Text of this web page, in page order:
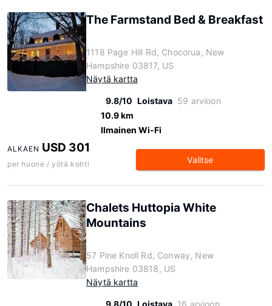
The Farmstand Bed & Breakfast
1118 Page Hill Rd, Chocorua, New
Hampshire 03817, US
Näytä kartta
9.8/10 Loistava 59 arvioon
10.9 km
Ilmainen Wi-Fi
ALKAEN USD 301
per huone / yötä kohti Valitse
Chalets Huttopia White
Mountains
57 Pine Knoll Rd, Conway, New
Hampshire 03818, US
Näytä kartta
9.8/10 Loistava 16 arvioon